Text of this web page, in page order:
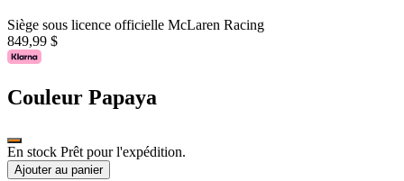
Siège sous licence officielle McLaren Racing
849,99 $
Couleur Papaya
En stock Prêt pour l'expédition.
Ajouter au panier